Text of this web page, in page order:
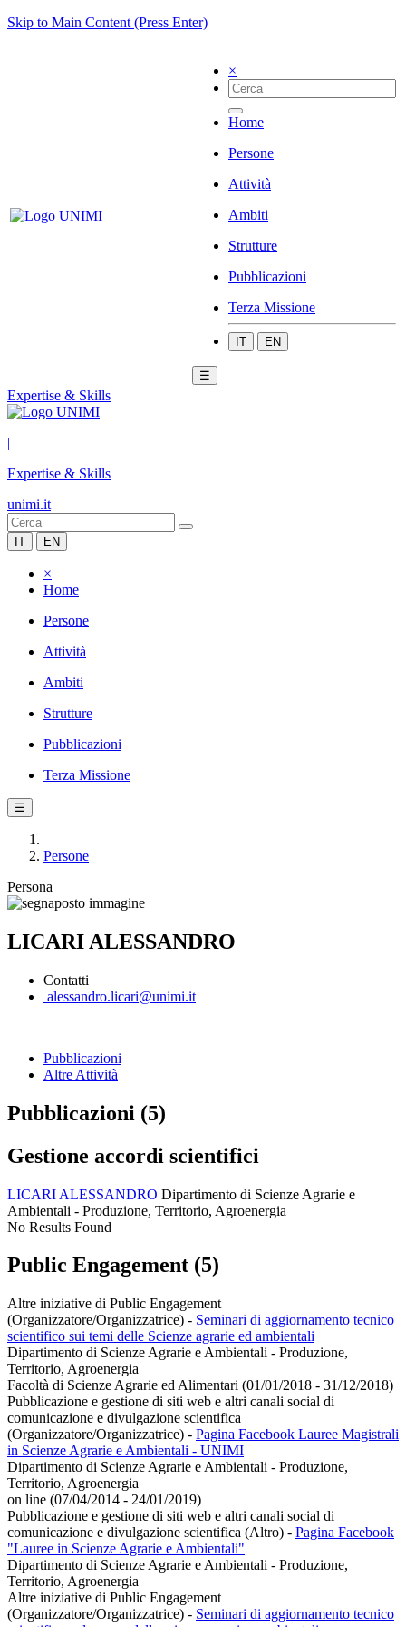
Skip to Main Content (Press Enter)
×
Home
Persone
Attività
Ambiti
Strutture
Pubblicazioni
Terza Missione
IT EN
☰
Expertise & Skills
|
Expertise & Skills
unimi.it
IT EN
×
Home
Persone
Attività
Ambiti
Strutture
Pubblicazioni
Terza Missione
☰
Persone
Persona
LICARI ALESSANDRO
Contatti
alessandro.licari@unimi.it
Pubblicazioni
Altre Attività
Pubblicazioni (5)
Gestione accordi scientifici
LICARI ALESSANDRO Dipartimento di Scienze Agrarie e
Ambientali - Produzione, Territorio, Agroenergia
No Results Found
Public Engagement (5)
Altre iniziative di Public Engagement
(Organizzatore/Organizzatrice) - Seminari di aggiornamento tecnico
scientifico sui temi delle Scienze agrarie ed ambientali
Dipartimento di Scienze Agrarie e Ambientali - Produzione,
Territorio, Agroenergia
Facoltà di Scienze Agrarie ed Alimentari (01/01/2018 - 31/12/2018)
Pubblicazione e gestione di siti web e altri canali social di
comunicazione e divulgazione scientifica
(Organizzatore/Organizzatrice) - Pagina Facebook Lauree Magistrali
in Scienze Agrarie e Ambientali - UNIMI
Dipartimento di Scienze Agrarie e Ambientali - Produzione,
Territorio, Agroenergia
on line (07/04/2014 - 24/01/2019)
Pubblicazione e gestione di siti web e altri canali social di
comunicazione e divulgazione scientifica (Altro) - Pagina Facebook
"Lauree in Scienze Agrarie e Ambientali"
Dipartimento di Scienze Agrarie e Ambientali - Produzione,
Territorio, Agroenergia
Altre iniziative di Public Engagement
(Organizzatore/Organizzatrice) - Seminari di aggiornamento tecnico